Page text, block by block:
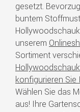
gesetzt.
buntem
unserem
Sortiment
konfigurieren Sie
Wählen Sie das
aus! Ihre